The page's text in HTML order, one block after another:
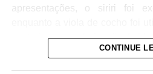
apresentações, o siriri foi
central para a valorização da
CONTINUE